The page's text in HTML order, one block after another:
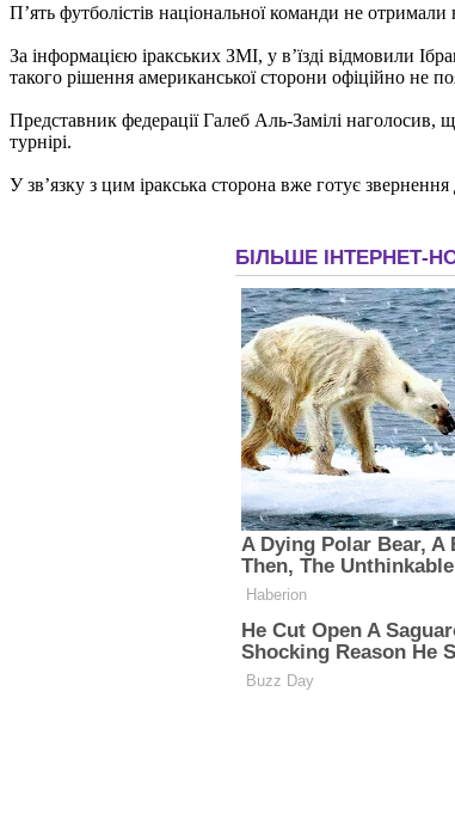
П’ять футболістів національної команди не
За інформацією іракських ЗМІ, у в’їзді відмовили
такого рішення американської сторони офіційно не
Представник федерації Галеб Аль-Замілі наголосив,
турнірі.
У зв’язку з цим іракська сторона вже готує